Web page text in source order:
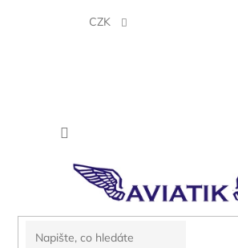
CZK